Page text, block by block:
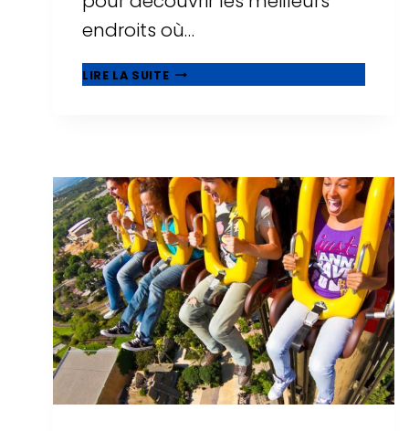
endroits où…
LIRE LA SUITE21
MEILLEURS
ADAPTÉS
AUX
BÉBÉS
ET
AUX
TOUT-
PETITS